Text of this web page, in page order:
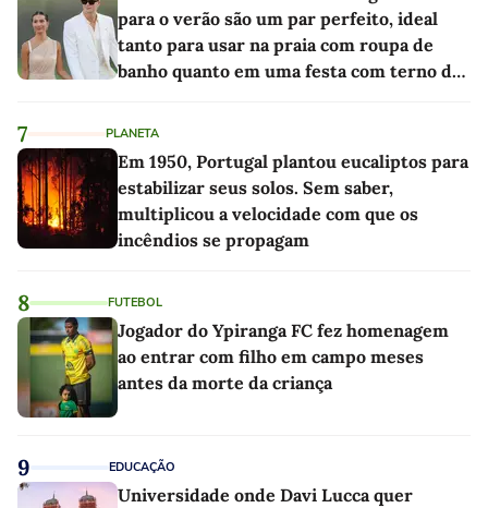
para o verão são um par perfeito, ideal
tanto para usar na praia com roupa de
banho quanto em uma festa com terno de
7 PLANETA
Em 1950, Portugal plantou eucaliptos para
estabilizar seus solos. Sem saber,
multiplicou a velocidade com que os
incêndios se propagam
8 FUTEBOL
Jogador do Ypiranga FC fez homenagem
ao entrar com filho em campo meses
antes da morte da criança
9 EDUCAÇÃO
Universidade onde Davi Lucca quer